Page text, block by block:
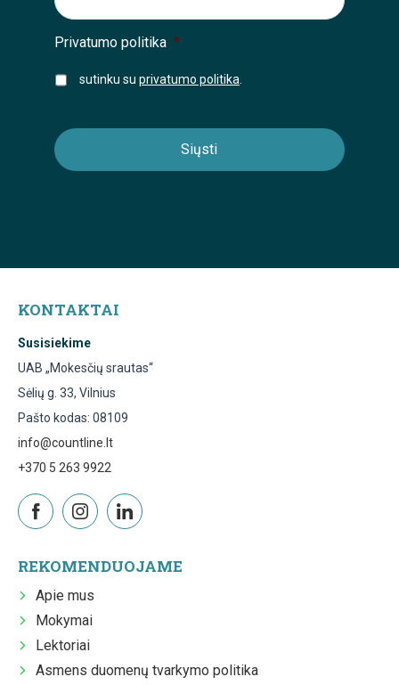
Privatumo politika *
sutinku su privatumo politika
KONTAKTAI
Susisiekime
UAB „Mokesčių srautas“
Sėlių g. 33, Vilnius
Pašto kodas: 08109
info@countline.lt
+370 5 263 9922
REKOMENDUOJAME
Apie mus
Mokymai
Lektoriai
Asmens duomenų tvarkymo politika